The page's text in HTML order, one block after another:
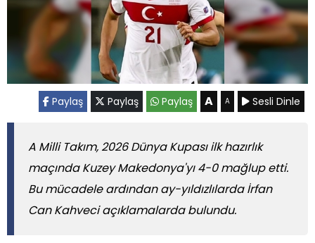
Paylaş Paylaş Paylaş A A Sesli Dinle
A Milli Takım, 2026 Dünya Kupası ilk hazırlık
maçında Kuzey Makedonya'yı 4-0 mağlup etti.
Bu mücadele ardından ay-yıldızlılarda İrfan
Can Kahveci açıklamalarda bulundu.